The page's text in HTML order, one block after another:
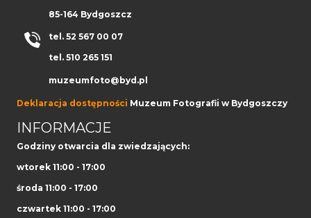
85-164 Bydgoszcz
tel. 52 567 00 07
tel. 510 265 151
muzeumfoto@byd.pl
Deklaracja dostępności Muzeum Fotografii w Bydgoszczy
INFORMACJE
Godziny otwarcia dla zwiedzających:
wtorek 11:00 - 17:00
środa 11:00 - 17:00
czwartek 11:00 - 17:00